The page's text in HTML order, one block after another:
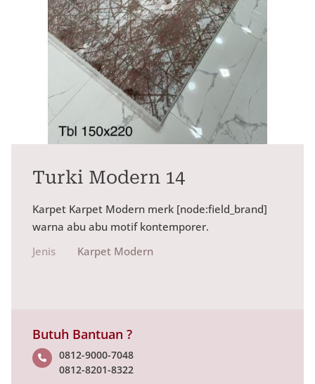
Turki Modern 14
Karpet Karpet Modern merk [node:field_brand]
warna abu abu motif kontemporer.
Jenis
Karpet Modern
Butuh Bantuan ?
0812-9000-7048
0812-8201-8322